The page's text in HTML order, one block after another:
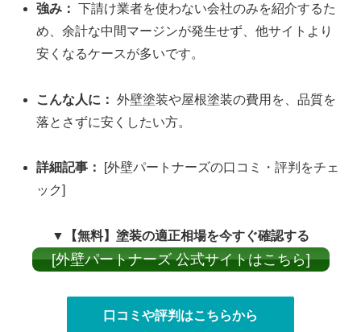
強み： 下請け業者を使わない会社のみを紹介するた
め、余計な中間マージンが発生せず、他サイトより
安くなるケースが多いです。
こんな人に： 外壁塗装や屋根塗装の費用を、品質を
落とさずに安くしたい方。
詳細記事：
[外壁パートナーズの口コミ・評判をチェ
ック]
▼【無料】塗装の適正相場を今すぐ確認する
[外壁パートナーズ 公式サイトはこちら]
口コミや評判はこちらから